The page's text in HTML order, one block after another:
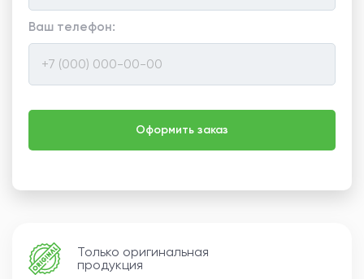
Ваш телефон:
Только оригинальная
продукция